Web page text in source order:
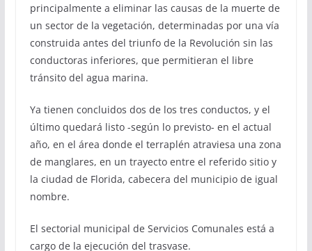
principalmente a eliminar las causas de la muerte de
un sector de la vegetación, determinadas por una vía
construida antes del triunfo de la Revolución sin las
conductoras inferiores, que permitieran el libre
tránsito del agua marina.
Ya tienen concluidos dos de los tres conductos, y el
último quedará listo -según lo previsto- en el actual
año, en el área donde el terraplén atraviesa una zona
de manglares, en un trayecto entre el referido sitio y
la ciudad de Florida, cabecera del municipio de igual
nombre.
El sectorial municipal de Servicios Comunales está a
cargo de la ejecución del trasvase.